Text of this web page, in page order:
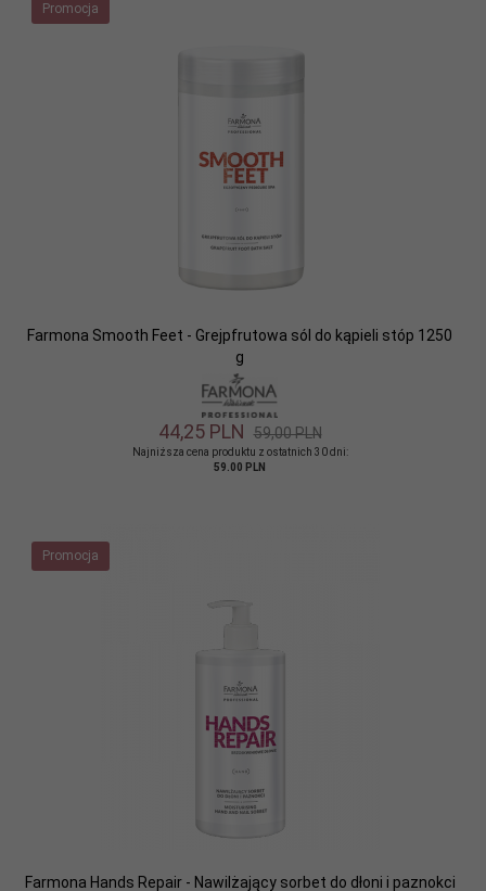
Promocja
Farmona Smooth Feet - Grejpfrutowa sól do kąpieli stóp 1250
g
44,25 PLN 59,00 PLN
Najniższa cena produktu z ostatnich 30 dni:
59.00 PLN
Promocja
Farmona Hands Repair - Nawilżający sorbet do dłoni i paznokci